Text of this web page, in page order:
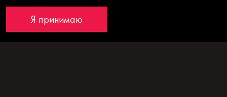
ведущих российских и
зарубежных компаний
доверяют нам с 2000 года.
Я принимаю